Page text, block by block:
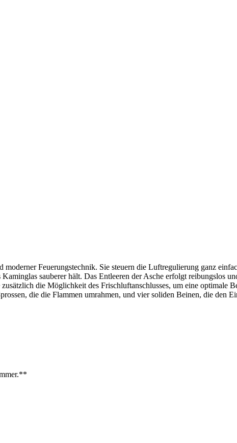
Feuerungstechnik. Sie steuern die Luftregulierung ganz
sauberer hält. Das Entleeren der Asche erfolgt reibungslos
die Möglichkeit des Frischluftanschlusses, um eine optimale
die die Flammen umrahmen, und vier soliden Beinen, die den